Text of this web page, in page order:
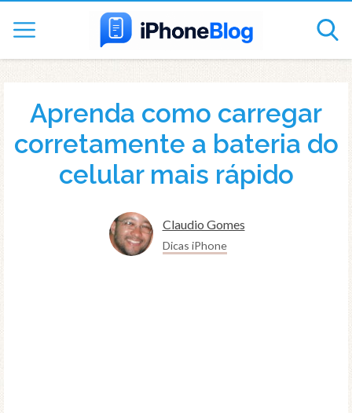
Aprenda como carregar
corretamente a bateria do
celular mais rápido
Claudio Gomes
Dicas iPhone